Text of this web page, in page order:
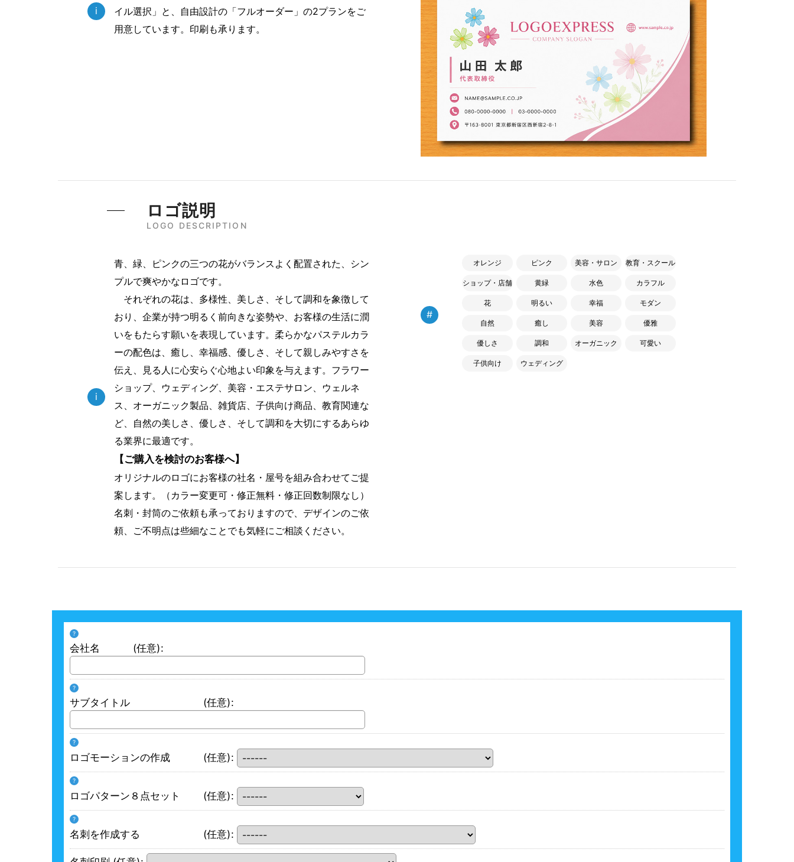
i
イル選択」と、自由設計の「フルオーダー」の2プランをご
用意しています。印刷も承ります。
ロゴ説明
LOGO DESCRIPTION
i
青、緑、ピンクの三つの花がバランスよく配置された、シン
プルで爽やかなロゴです。
それぞれの花は、多様性、美しさ、そして調和を象徴して
おり、企業が持つ明るく前向きな姿勢や、お客様の生活に潤
いをもたらす願いを表現しています。柔らかなパステルカラ
ーの配色は、癒し、幸福感、優しさ、そして親しみやすさを
伝え、見る人に心安らぐ心地よい印象を与えます。フラワー
ショップ、ウェディング、美容・エステサロン、ウェルネ
ス、オーガニック製品、雑貨店、子供向け商品、教育関連な
ど、自然の美しさ、優しさ、そして調和を大切にするあらゆ
る業界に最適です。
【ご購入を検討のお客様へ】
オリジナルのロゴにお客様の社名・屋号を組み合わせてご提
案します。（カラー変更可・修正無料・修正回数制限なし）
名刺・封筒のご依頼も承っておりますので、デザインのご依
頼、ご不明点は些細なことでも気軽にご相談ください。
#
オレンジ ピンク 美容・サロン 教育・スクール
ショップ・店舗 黄緑 水色 カラフル
花 明るい 幸福 モダン
自然 癒し 美容 優雅
優しさ 調和 オーガニック 可愛い
子供向け ウェディング
?
会社名 (任意):
?
サブタイトル (任意):
?
ロゴモーションの作成 (任意):
?
ロゴパターン８点セット (任意):
?
名刺を作成する (任意):